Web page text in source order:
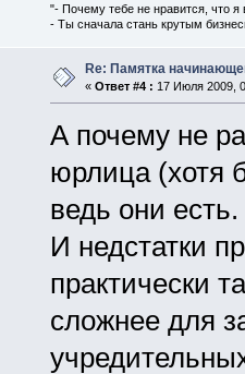
"- Почему тебе не нравится, что я
- Ты сначала стань крутым
Re: Памятка
« Ответ #4 : 17 Июля 2009,
А почему не
юрлица
ведь они есть.
И недстатки
практически
сложнее для